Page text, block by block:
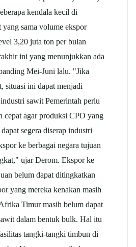
kendala kecil di
yang sama volume ekspor
3,20 juta ton per bulan
ini yang menunjukkan ada
Mei-Juni lalu. "Jika
situasi ini dapat menjadi
sawit Pemerintah perlu
cepat agar produksi CPO yang
segera diserap industri
ke berbagai negara tujuan
ujar Derom. Ekspor ke
belum dapat ditingkatkan
yang mereka kenakan masih
Timur masih belum dapat
dalam bentuk bulk. Hal itu
tangki-tangki timbun di